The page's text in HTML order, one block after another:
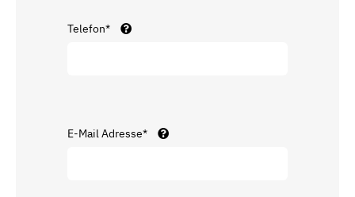
Telefon*
E-Mail Adresse*